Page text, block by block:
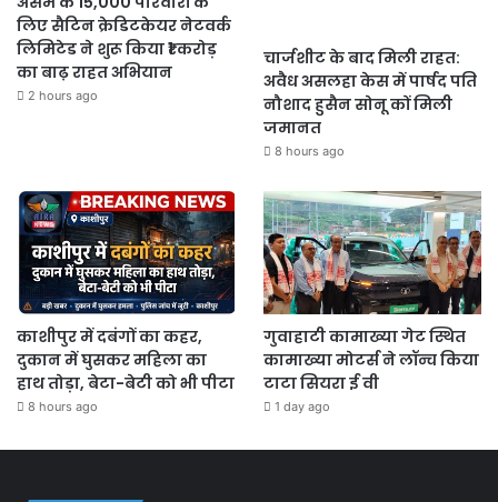
लिए सैटिन क्रेडिटकेयर नेटवर्क
लिमिटेड ने शुरू किया ₹1 करोड़
का बाढ़ राहत अभियान
2 hours ago
चार्जशीट के बाद मिली राहत:
अवैध असलहा केस में पार्षद पति
नौशाद हुसैन सोनू कों मिली
जमानत
8 hours ago
काशीपुर में दबंगों का कहर,
दुकान में घुसकर महिला का
हाथ तोड़ा, बेटा-बेटी को भी पीटा
8 hours ago
गुवाहाटी कामाख्या गेट स्थित
कामाख्या मोटर्स ने लॉन्च किया
टाटा सियरा ई वी
1 day ago